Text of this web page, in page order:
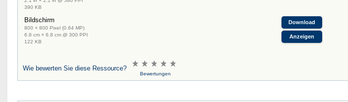
390 KB
Bildschirm
800 × 800 Pixel (0.64 MP)
6.8 cm × 6.8 cm @ 300 PPI
122 KB
Download
Anzeigen
Wie bewerten Sie diese Ressource?
Bewertungen